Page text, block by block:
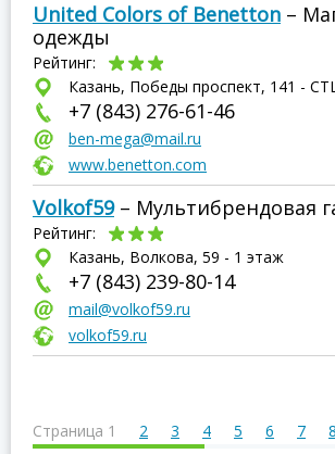
United Colors of Benetton –
одежды
Рейтинг:
Казань, Победы проспект, 141 -
+7 (843) 276-61-46
ben-mega@mail.ru
www.benetton.com
Volkof59– Мультибрендовая
Рейтинг:
Казань, Волкова, 59 - 1 этаж
+7 (843) 239-80-14
mail@volkof59.ru
volkof59.ru
Страница 1
2 3 4 5 6 7 8